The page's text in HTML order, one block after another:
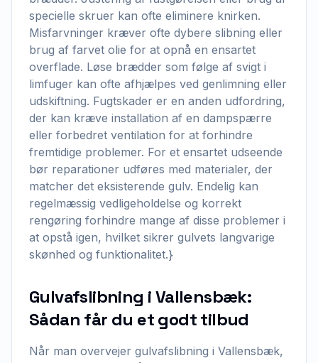
specielle skruer kan ofte eliminere knirken.
Misfarvninger kræver ofte dybere slibning eller
brug af farvet olie for at opnå en ensartet
overflade. Løse brædder som følge af svigt i
limfuger kan ofte afhjælpes ved genlimning eller
udskiftning. Fugtskader er en anden udfordring,
der kan kræve installation af en dampspærre
eller forbedret ventilation for at forhindre
fremtidige problemer. For et ensartet udseende
bør reparationer udføres med materialer, der
matcher det eksisterende gulv. Endelig kan
regelmæssig vedligeholdelse og korrekt
rengøring forhindre mange af disse problemer i
at opstå igen, hvilket sikrer gulvets langvarige
skønhed og funktionalitet.}
Gulvafslibning i Vallensbæk:
Sådan får du et godt tilbud
Når man overvejer gulvafslibning i Vallensbæk,